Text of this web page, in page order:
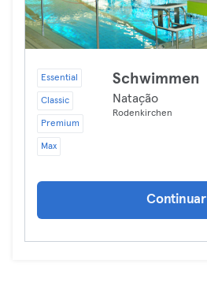
Essential
Classic
Premium
Max
Schwimmen
Natação
Rodenkirchen
Continuar